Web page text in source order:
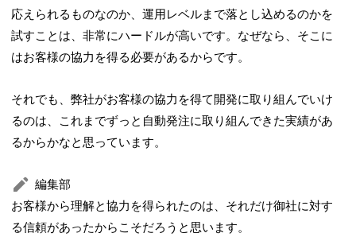
応えられるものなのか、運用レベルまで落とし込めるのかを
試すことは、非常にハードルが高いです。なぜなら、そこに
はお客様の協力を得る必要があるからです。
それでも、弊社がお客様の協力を得て開発に取り組んでいけ
るのは、これまでずっと自動発注に取り組んできた実績があ
るからかなと思っています。
編集部
お客様から理解と協力を得られたのは、それだけ御社に対す
る信頼があったからこそだろうと思います。